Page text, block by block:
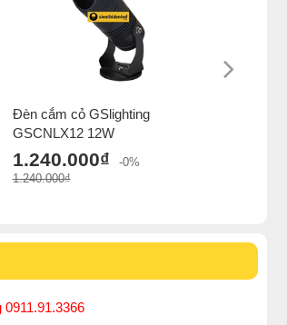
Đèn cắm cỏ GSlighting
GSCNLX12 12W
1.240.000₫
-0%
1.240.000₫